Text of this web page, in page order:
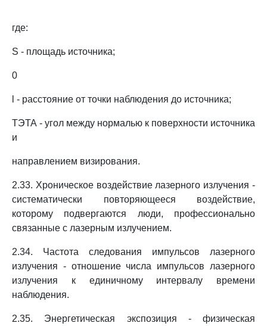
где:
S - площадь источника;
0
l - расстояние от точки наблюдения до источника;
ТЭТА - угол между нормалью к поверхности источника
и
направлением визирования.
2.33. Хроническое воздействие лазерного излучения -
систематически повторяющееся воздействие,
которому подвергаются люди, профессионально
связанные с лазерным излучением.
2.34. Частота следования импульсов лазерного
излучения - отношение числа импульсов лазерного
излучения к единичному интервалу времени
наблюдения.
2.35. Энергетическая экспозиция - физическая